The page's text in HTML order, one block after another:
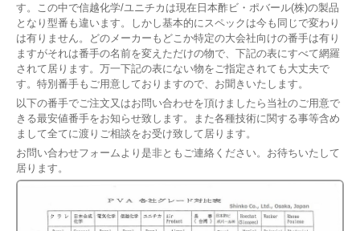
す。この中で信越化学/ユニチカは現在日本酢ビ・ポバール(株)の製品
となり型番も違います。しかし基本的にスペックは今も同じで変わり
は有りません。どのメーカーもどこか特定の大会社向けの番手は有り
ますがそれは番手の名前を変えただけの物で、下記の表にすべて網羅
されて居ります。万一下記の表にない物をご指定されても大丈夫で
す。特別番手もご用意しておりますので、お聞きいたします。
以下の番手でご注文又はお問い合わせを頂けましたら当社のご用意で
きる最安値番手をお知らせ致します。また各種技術に関する事等含め
まして全てに渡りご相談をお受け致して居ります。
お問い合わせフォームより是非ともご連絡ください。お待ちいたして
居ります。